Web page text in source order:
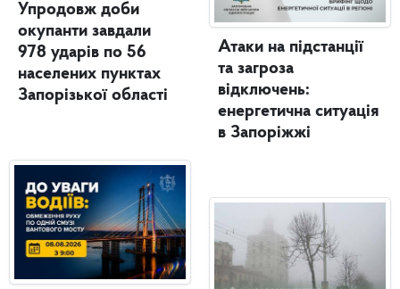
Упродовж доби
окупанти завдали
978 ударів по 56
населених пунктах
Запорізької області
Атаки на підстанції
та загроза
відключень:
енергетична ситуація
в Запоріжжі